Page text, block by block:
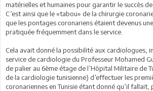
matérielles et humaines pour garantir le succès
C’est ainsi que le «tabou» de la chirurgie
que les pontages coronariens étaient devenus
pratiquée fréquemment dans le service.
Cela avait donné la possibilité aux cardiologues,
service de cardiologie du Professeur Mohamed
de palier au 6ème étage de l’Hôpital Militaire de
de la cardiologie tunisienne) d’effectuer les
coronariennes en Tunisie étant donné qu’il fallait,